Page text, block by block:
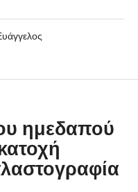
ημεδαπού